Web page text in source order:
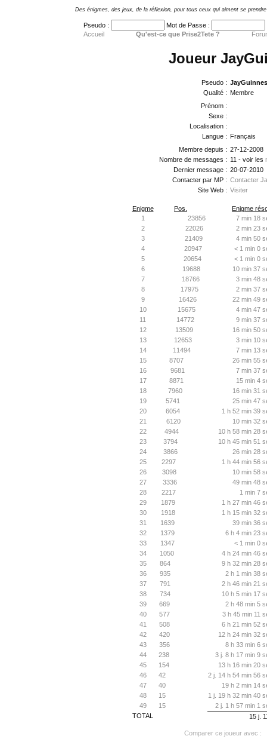
Des énigmes, des jeux, de la réflexion, pour tous ceux qui aiment se
Pseudo :
Mot de Passe :
Accueil
Qu'est-ce que Prise2Tete ?
Joueur
Pseudo :
Qualité : Membre
Prénom :
Sexe :
Localisation :
Langue : Français
Membre depuis : 27-12-2008
Nombre de messages : 11 - voir les
Dernier message : 20-07-2010
Contacter par MP : Contacter
Site Web : Visiter
Enigme Pos.
Enigme
1
23856
7 min 18
2
22026
2 min 23
3
21409
4 min 50
4
20947
< 1 min 0
5
20654
< 1 min 0
6
19688
10 min 37
7
18766
3 min 48
8
17975
2 min 37
9
16426
22 min 49
10
15675
4 min 47
11
14772
9 min 37
12
13509
16 min 50
13
12653
3 min 10
14
11494
7 min 13
15
8707
26 min 55
16
9681
7 min 37
17
8871
15 min 4
18
7960
16 min 31
19
5741
25 min 47
20
6054
1 h 52 min 39
21
6120
10 min 32
22
4944
10 h 58 min 28
23
3794
10 h 45 min 51
24
3866
26 min 28
25
2297
1 h 44 min 56
26
3098
10 min 58
27
3336
49 min 48
28
2217
1 min 7
29
1879
1 h 27 min 46
30
1918
1 h 15 min 32
31
1639
39 min 36
32
1379
6 h 4 min 23
33
1347
< 1 min 0
34
1050
4 h 24 min 46
35
864
9 h 32 min 28
36
935
2 h 1 min 38
37
791
2 h 46 min 21
38
734
10 h 5 min 17
39
669
2 h 48 min 5
40
577
3 h 45 min 11
41
508
6 h 21 min 52
42
420
12 h 24 min 32
43
356
8 h 33 min 6
44
238
3 j. 8 h 17 min 9
45
154
13 h 16 min 20
46
42
2 j. 14 h 54 min 56
47
40
19 h 2 min 14
48
15
1 j. 19 h 32 min 40
49
15
2 j. 1 h 57 min 1
TOTAL
15 j.
Comparer ce joueur avec :